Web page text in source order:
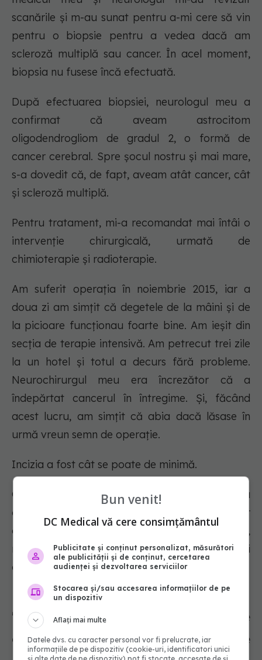
scanările și m-au sunat pentru a-mi cere să vin
pentru o biopsie pentru a vedea dacă am
scleroză multiplă sau cancer. În acel moment,
biopsia nu fusese încă efectuată.
După efectuarea biopsiei, neurologul meu a
confirmat că aveam astrocitom
oligodendrogliom de gradul 2, o formă de
cancer cerebral. Spre șocul nostru și mai mare,
s-a dovedit că, de fapt, aveam atât cancer, cât
și scleroză multiplă.
Pentru tratament, mi-a recomandat mai întâi o
intervenție chirurgicală, urmată de
chimioterapie și radioterapie.
Am suferit operația în noiembrie 2015, iar a
doua zi am simțit că degetele de la mâini și de
la picioare funcționau foarte bine. Am ieșit din
secția de terapie intensivă. Am petrecut trei zile
la un hotel și totul a decurs fără probleme.
Neurochirurgul meu era încrezător că a
îndepărtat cancerul în întregime. Și, făcând
acest lucru, am simțit că abia dacă lăsase în
urmă vreun semn de operație.
Incizia a fost cât se poate de minimă.
Capul meu a fost ras puțin, dar abia se observa
dacă îmi pieptănam părul cum trebuie. Iar
atunci când a interacționat cu mine,
neurochirurgul meu a fost sincer și direct, dar și
cald și atent", povestește Anthony.
"Am făcut 42 de runde de
chimioterapie și 30 de runde de
Bun venit!
DC Medical vă cere consimțământul
Publicitate și conținut personalizat, măsurători
ale publicității și de conținut, cercetarea
audienței și dezvoltarea serviciilor
Stocarea și/sau accesarea informațiilor de pe
un dispozitiv
Aflați mai multe
Datele dvs. cu caracter personal vor fi prelucrate, iar
informațiile de pe dispozitiv (cookie-uri, identificatori unici